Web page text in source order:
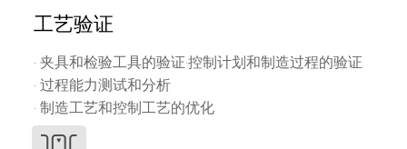
工艺验证
· 夹具和检验工具的验证·控制计划和制造过程的验证
· 过程能力测试和分析
· 制造工艺和控制工艺的优化